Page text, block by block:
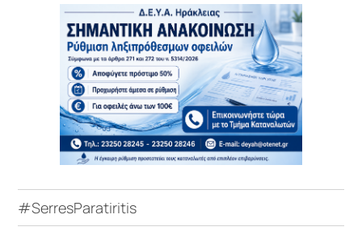
#SerresParatiritis